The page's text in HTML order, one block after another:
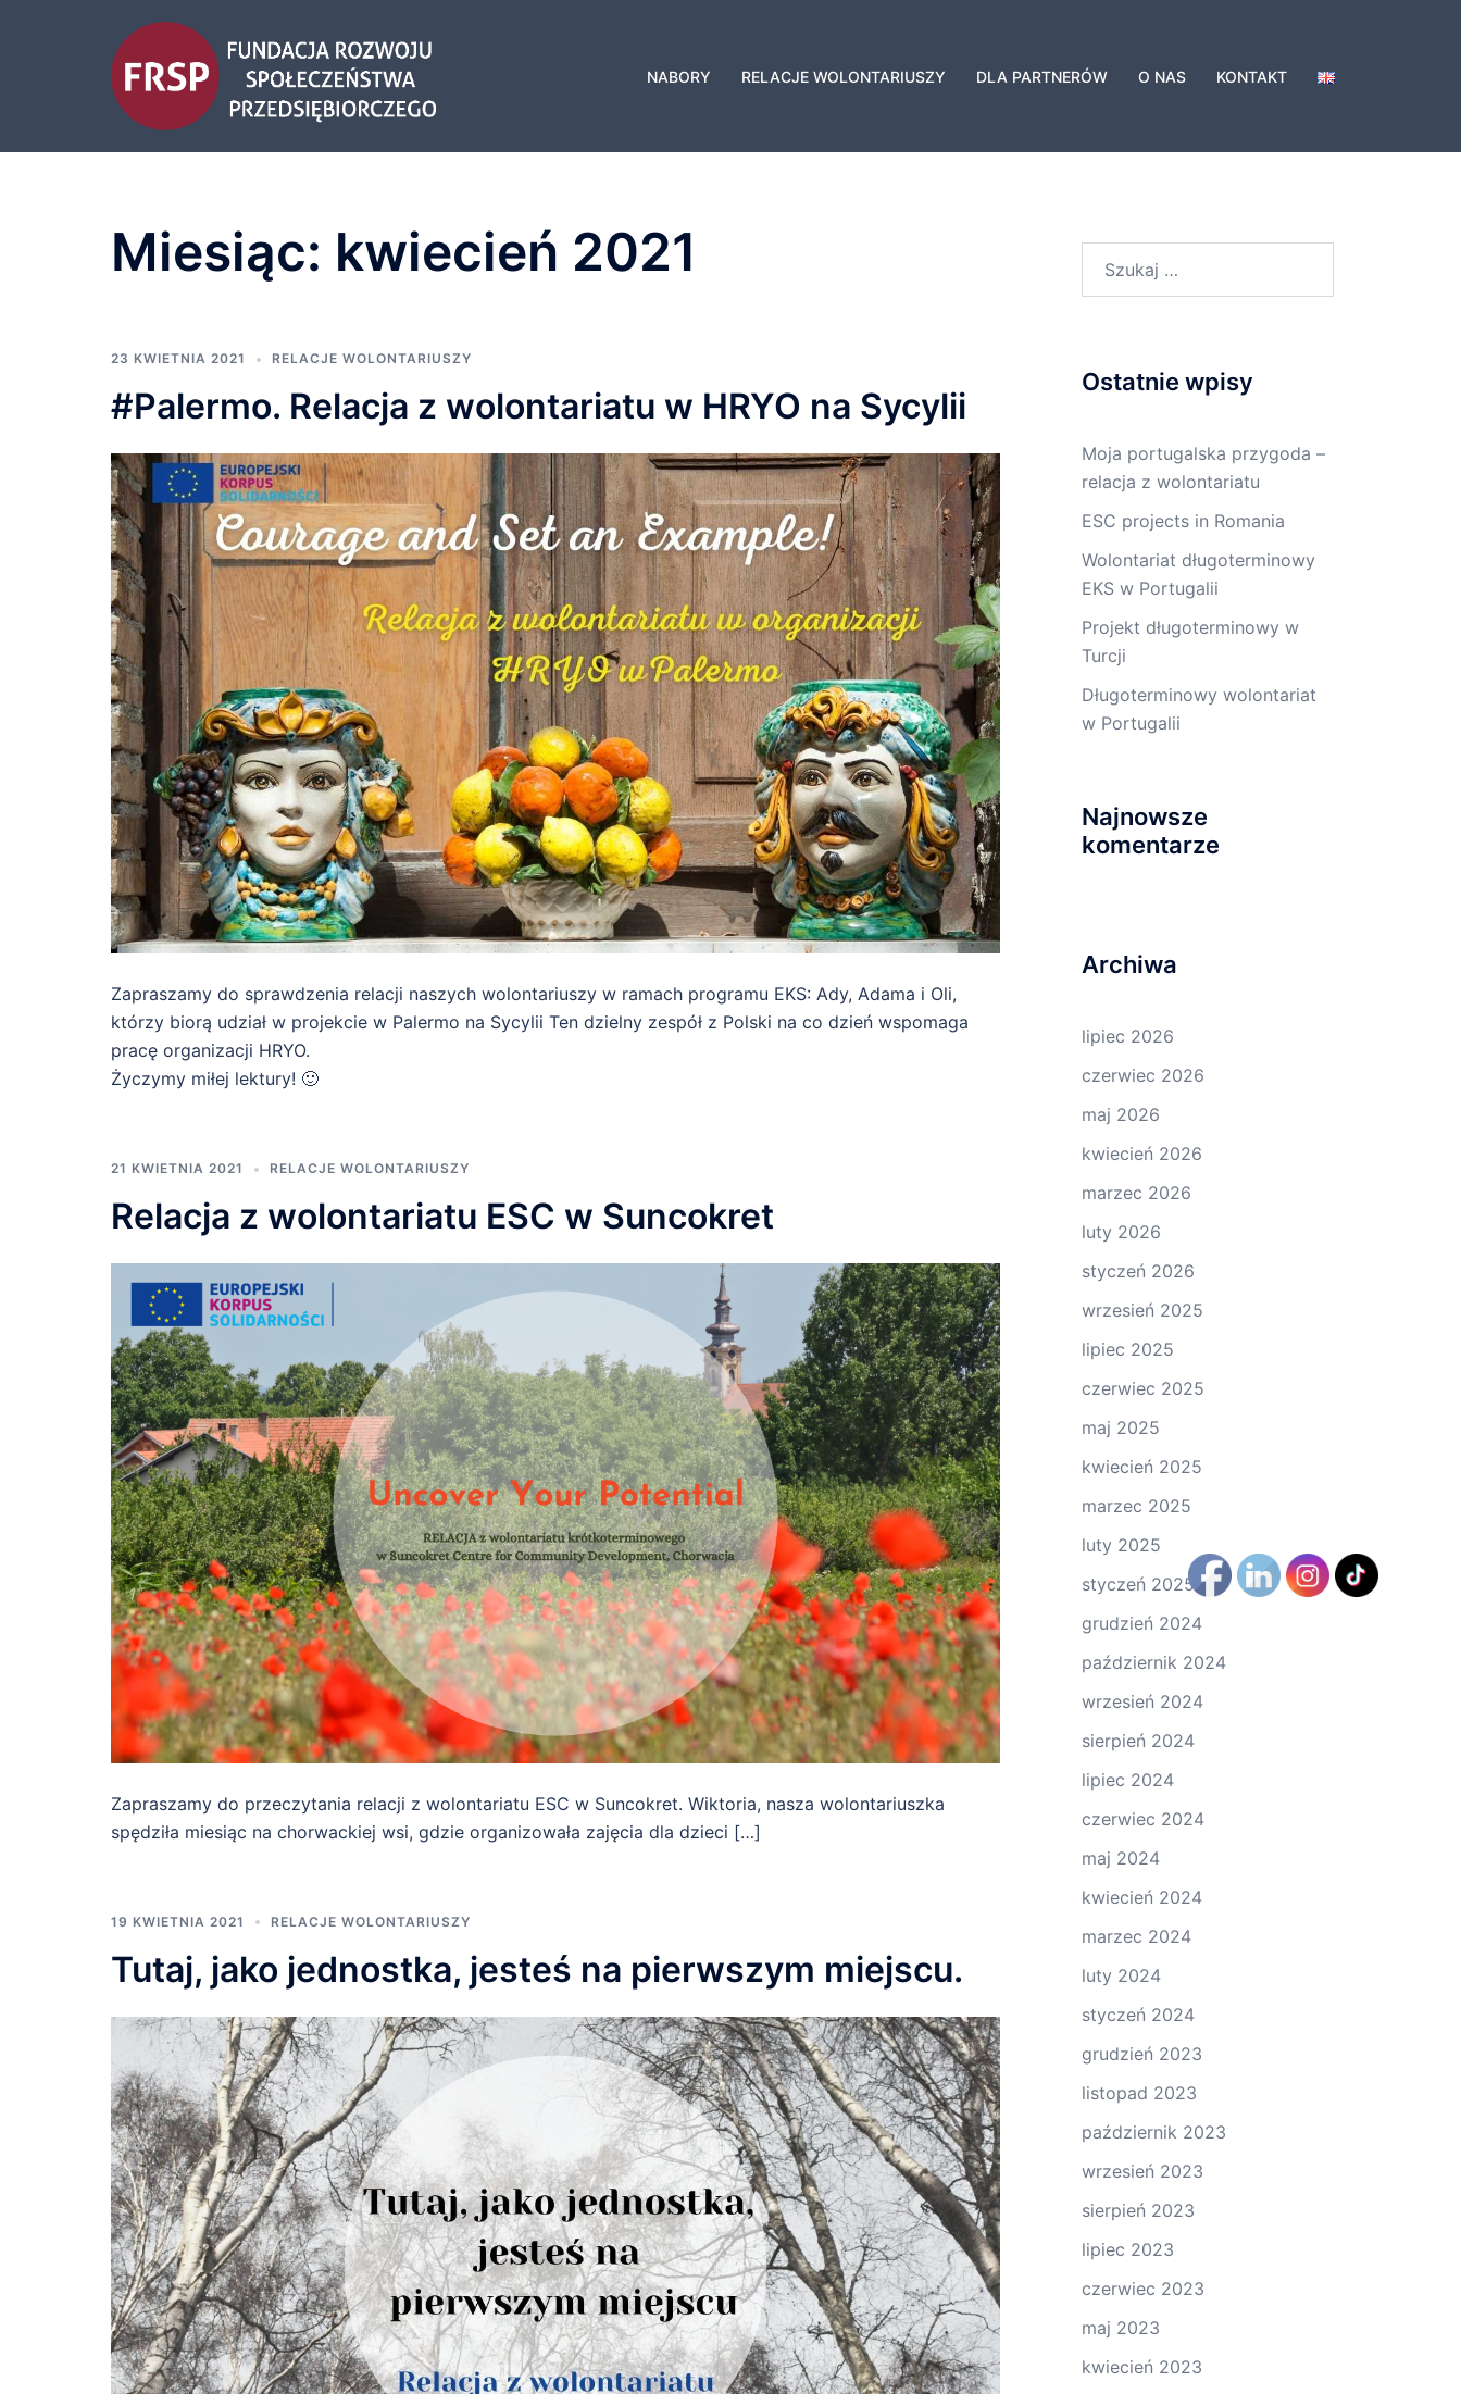
NABORY RELACJE WOLONTARIUSZY DLA PARTNERÓW O NAS KONTAKT
Miesiąc: kwiecień 2021
23 KWIETNIA 2021 RELACJE WOLONTARIUSZY
#Palermo. Relacja z wolontariatu w HRYO na Sycylii
Zapraszamy do sprawdzenia relacji naszych wolontariuszy w ramach programu EKS: Ady, Adama i Oli,
którzy biorą udział w projekcie w Palermo na Sycylii Ten dzielny zespół z Polski na co dzień wspomaga
pracę organizacji HRYO.
Życzymy miłej lektury! 🙂
21 KWIETNIA 2021 RELACJE WOLONTARIUSZY
Relacja z wolontariatu ESC w Suncokret
Zapraszamy do przeczytania relacji z wolontariatu ESC w Suncokret. Wiktoria, nasza wolontariuszka
spędziła miesiąc na chorwackiej wsi, gdzie organizowała zajęcia dla dzieci […]
19 KWIETNIA 2021 RELACJE WOLONTARIUSZY
Tutaj, jako jednostka, jesteś na pierwszym miejscu.
Ostatnie wpisy
Moja portugalska przygoda –
relacja z wolontariatu
ESC projects in Romania
Wolontariat długoterminowy
EKS w Portugalii
Projekt długoterminowy w
Turcji
Długoterminowy wolontariat
w Portugalii
Najnowsze
komentarze
Archiwa
lipiec 2026
czerwiec 2026
maj 2026
kwiecień 2026
marzec 2026
luty 2026
styczeń 2026
wrzesień 2025
lipiec 2025
czerwiec 2025
maj 2025
kwiecień 2025
marzec 2025
luty 2025
styczeń 2025
grudzień 2024
październik 2024
wrzesień 2024
sierpień 2024
lipiec 2024
czerwiec 2024
maj 2024
kwiecień 2024
marzec 2024
luty 2024
styczeń 2024
grudzień 2023
listopad 2023
październik 2023
wrzesień 2023
sierpień 2023
lipiec 2023
czerwiec 2023
maj 2023
kwiecień 2023